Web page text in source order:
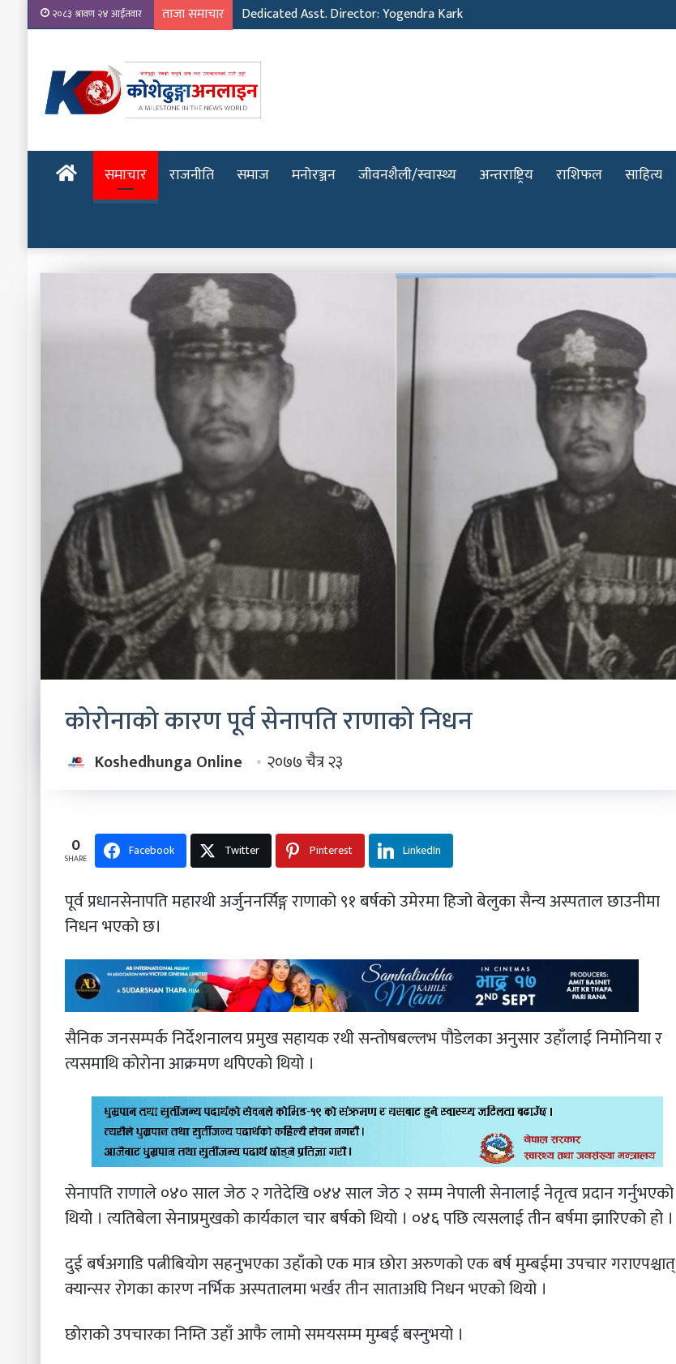
२०८३ श्रावण २४ आईतवार ताजा समाचार Dedicated Asst. Director: Yogendra Kark
होमपेजसमाचार राजनीति समाज मनोरञ्जन जीवनशैली/स्वास्थ्य अन्तराष्ट्रिय राशिफल साहित्य
कोरोनाको कारण पूर्व सेनापति राणाको निधन
Koshedhunga Online २०७७ चैत्र २३
0
SHARE Facebook Twitter Pinterest LinkedIn
पूर्व प्रधानसेनापति महारथी अर्जुननर्सिङ्ग राणाको ९१ बर्षको उमेरमा हिजो बेलुका सैन्य अस्पताल छाउनीमा
निधन भएको छ।
सैनिक जनसम्पर्क निर्देशनालय प्रमुख सहायक रथी सन्तोषबल्लभ पौडेलका अनुसार उहाँलाई निमोनिया र
त्यसमाथि कोरोना आक्रमण थपिएको थियो ।
सेनापति राणाले ०४० साल जेठ २ गतेदेखि ०४४ साल जेठ २ सम्म नेपाली सेनालाई नेतृत्व प्रदान गर्नुभएको
थियो । त्यतिबेला सेनाप्रमुखको कार्यकाल चार बर्षको थियो । ०४६ पछि त्यसलाई तीन बर्षमा झारिएको हो ।
दुई बर्षअगाडि पत्नीबियोग सहनुभएका उहाँको एक मात्र छोरा अरुणको एक बर्ष मुम्बईमा उपचार गराएपश्चात्
क्यान्सर रोगका कारण नर्भिक अस्पतालमा भर्खर तीन साताअघि निधन भएको थियो ।
छोराको उपचारका निम्ति उहाँ आफै लामो समयसम्म मुम्बई बस्नुभयो ।